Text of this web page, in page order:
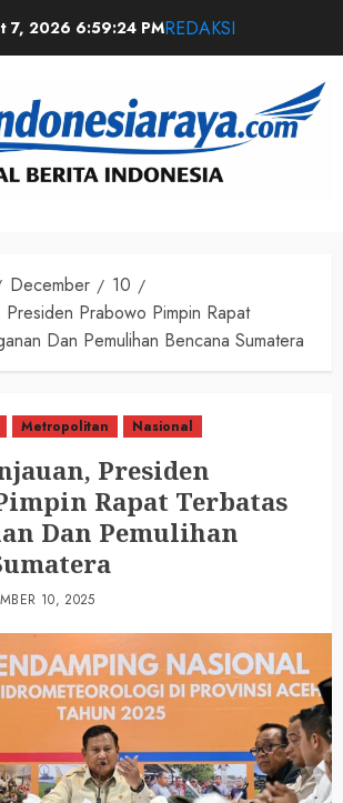
7, 2026 6:59:25 PMREDAKSI
December
10
Presiden Prabowo Pimpin Rapat
Dan Pemulihan Bencana Sumatera
Metropolitan Nasional
Presiden
Rapat Terbatas
Dan Pemulihan
10, 2025